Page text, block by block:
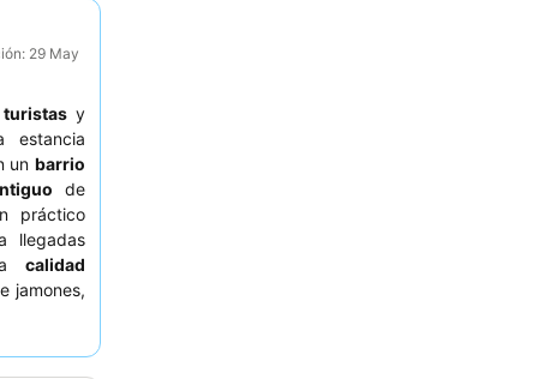
29 May
turistas y
estancia
un barrio
de
práctico
llegadas
calidad
jamones,